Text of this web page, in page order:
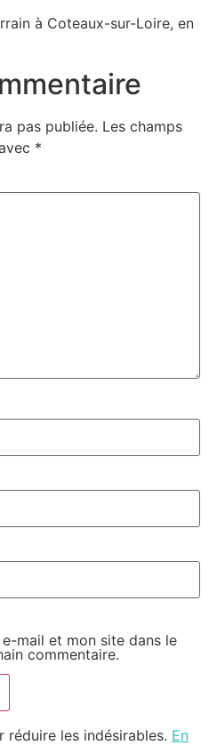
à Coteaux-sur-Loire, en
pas publiée. Les champs
*
mail et mon site dans le
commentaire.
réduire les indésirables. En